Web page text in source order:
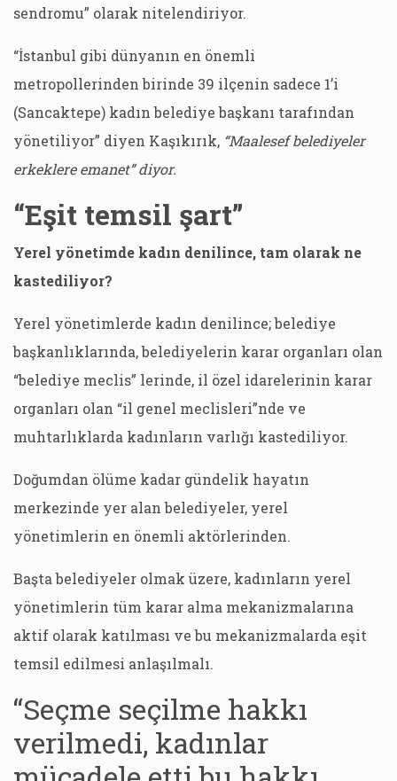
sendromu” olarak nitelendiriyor.
“İstanbul gibi dünyanın en önemli
metropollerinden birinde 39 ilçenin sadece 1’i
(Sancaktepe) kadın belediye başkanı tarafından
yönetiliyor” diyen Kaşıkırık, “Maalesef belediyeler
erkeklere emanet” diyor.
“Eşit temsil şart”
Yerel yönetimde kadın denilince, tam olarak ne
kastediliyor?
Yerel yönetimlerde kadın denilince; belediye
başkanlıklarında, belediyelerin karar organları olan
“belediye meclis” lerinde, il özel idarelerinin karar
organları olan “il genel meclisleri”nde ve
muhtarlıklarda kadınların varlığı kastediliyor.
Doğumdan ölüme kadar gündelik hayatın
merkezinde yer alan belediyeler, yerel
yönetimlerin en önemli aktörlerinden.
Başta belediyeler olmak üzere, kadınların yerel
yönetimlerin tüm karar alma mekanizmalarına
aktif olarak katılması ve bu mekanizmalarda eşit
temsil edilmesi anlaşılmalı.
“Seçme seçilme hakkı
verilmedi, kadınlar